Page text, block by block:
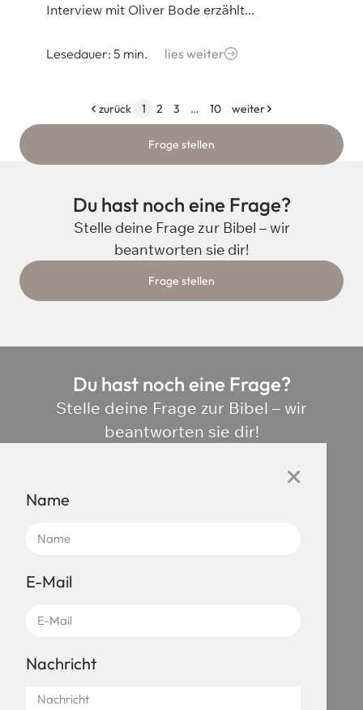
Interview mit Oliver Bode erzählt...
Lesedauer: 5 min. lies weiter
zurück 1 2 3 … 10 weiter
Frage stellen
Du hast noch eine Frage?
Stelle deine Frage zur Bibel – wir
beantworten sie dir!
Frage stellen
Du hast noch eine Frage?
Stelle deine Frage zur Bibel – wir
beantworten sie dir!
Name
E-Mail
Nachricht